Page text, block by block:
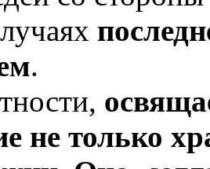
.
не только